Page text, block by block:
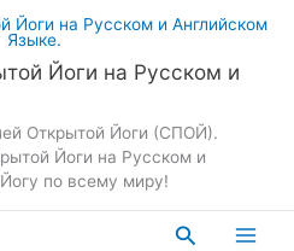
Йоги на Русском и
Открытой Йоги (СПОЙ).
Йоги на Русском и
по всему миру!
Поиск